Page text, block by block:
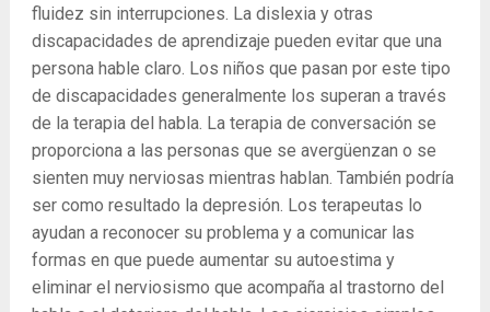
fluidez sin interrupciones. La dislexia y otras
discapacidades de aprendizaje pueden evitar que una
persona hable claro. Los niños que pasan por este tipo
de discapacidades generalmente los superan a través
de la terapia del habla. La terapia de conversación se
proporciona a las personas que se avergüenzan o se
sienten muy nerviosas mientras hablan. También podría
ser como resultado la depresión. Los terapeutas lo
ayudan a reconocer su problema y a comunicar las
formas en que puede aumentar su autoestima y
eliminar el nerviosismo que acompaña al trastorno del